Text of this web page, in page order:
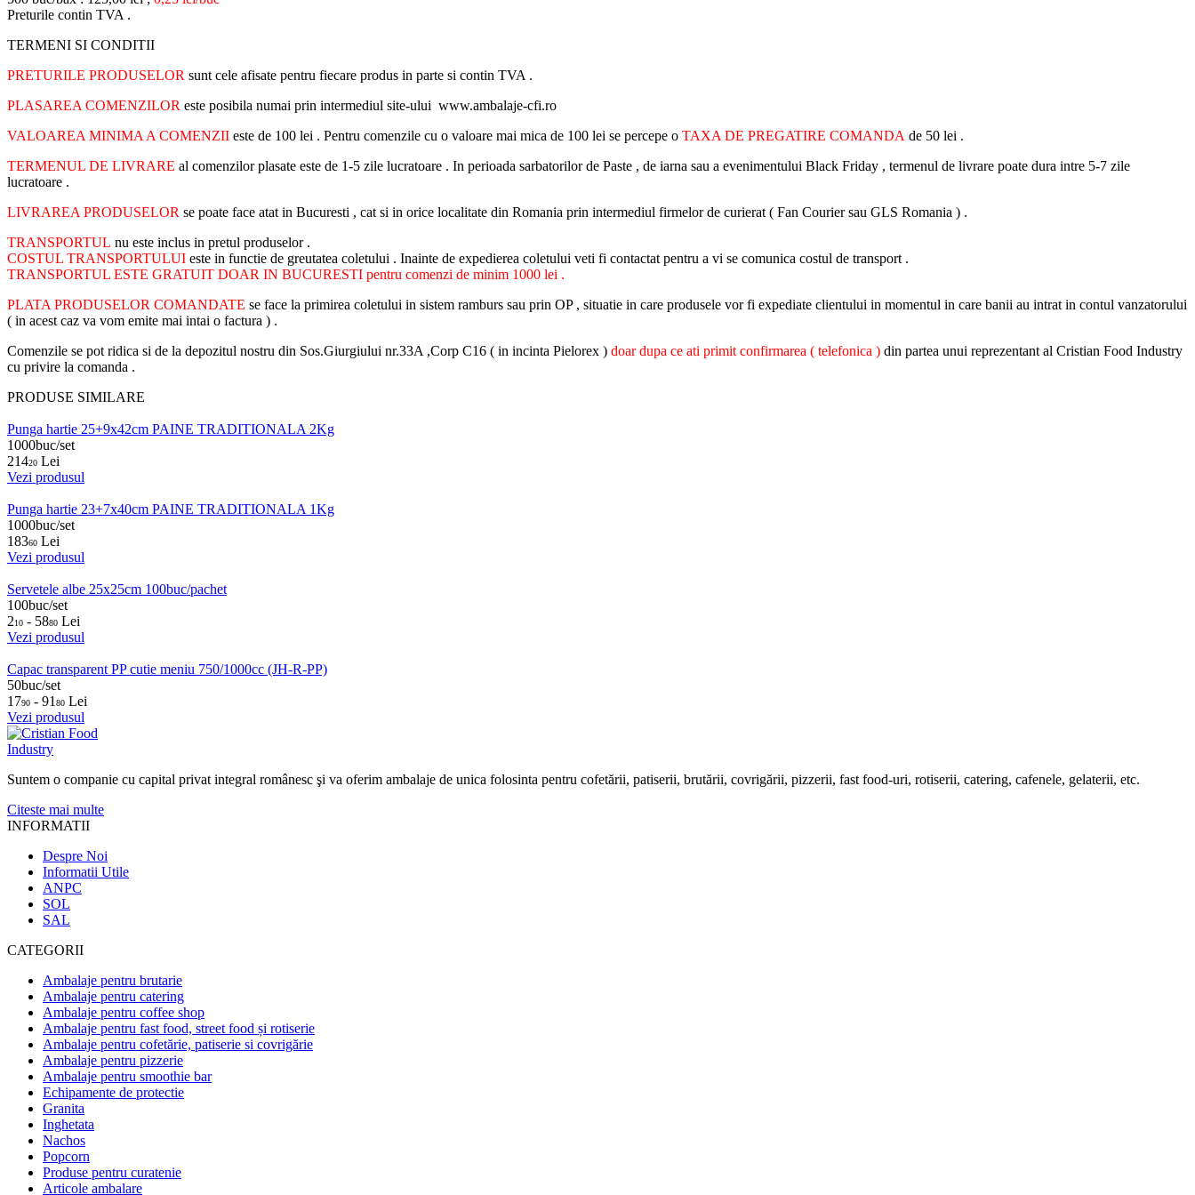
Preturile contin TVA .
TERMENI SI CONDITII
PRETURILE PRODUSELOR sunt cele afisate pentru fiecare produs in parte si contin TVA .
PLASAREA COMENZILOR este posibila numai prin intermediul site-ului www.ambalaje-cfi.ro
VALOAREA MINIMA A COMENZII este de 100 lei . Pentru comenzile cu o valoare mai mica de 100 lei se percepe o TAXA DE PREGATIRE COMANDA de 50 lei .
TERMENUL DE LIVRARE al comenzilor plasate este de 1-5 zile lucratoare . In perioada sarbatorilor de Paste , de iarna sau a evenimentului Black Friday , termenul de livrare poate dura intre 5-7 zile
lucratoare .
LIVRAREA PRODUSELOR se poate face atat in Bucuresti , cat si in orice localitate din Romania prin intermediul firmelor de curierat ( Fan Courier sau GLS Romania ) .
TRANSPORTUL nu este inclus in pretul produselor .
COSTUL TRANSPORTULUI este in functie de greutatea coletului . Inainte de expedierea coletului veti fi contactat pentru a vi se comunica costul de transport .
TRANSPORTUL ESTE GRATUIT DOAR IN BUCURESTI pentru comenzi de minim 1000 lei .
PLATA PRODUSELOR COMANDATE se face la primirea coletului in sistem ramburs sau prin OP , situatie in care produsele vor fi expediate clientului in momentul in care banii au intrat in contul vanzatorului
( in acest caz va vom emite mai intai o factura ) .
Comenzile se pot ridica si de la depozitul nostru din Sos.Giurgiului nr.33A ,Corp C16 ( in incinta Pielorex ) doar dupa ce ati primit confirmarea ( telefonica ) din partea unui reprezentant al Cristian Food Industry
cu privire la comanda .
PRODUSE SIMILARE
Punga hartie 25+9x42cm PAINE TRADITIONALA 2Kg
1000buc/set
21420 Lei
Vezi produsul
Punga hartie 23+7x40cm PAINE TRADITIONALA 1Kg
1000buc/set
18360 Lei
Vezi produsul
Servetele albe 25x25cm 100buc/pachet
100buc/set
210 - 5880 Lei
Vezi produsul
Capac transparent PP cutie meniu 750/1000cc (JH-R-PP)
50buc/set
1790 - 91 80 Lei
Vezi produsul
Suntem o companie cu capital privat integral românesc şi va oferim ambalaje de unica folosinta pentru cofetării, patiserii, brutării, covrigării, pizzerii, fast food-uri, rotiserii, catering, cafenele, gelaterii, etc.
Citeste mai multe
INFORMATII
Despre Noi
Informatii Utile
ANPC
SOL
SAL
CATEGORII
Ambalaje pentru brutarie
Ambalaje pentru catering
Ambalaje pentru coffee shop
Ambalaje pentru fast food, street food și rotiserie
Ambalaje pentru cofetărie, patiserie si covrigărie
Ambalaje pentru pizzerie
Ambalaje pentru smoothie bar
Echipamente de protectie
Granita
Inghetata
Nachos
Popcorn
Produse pentru curatenie
Articole ambalare